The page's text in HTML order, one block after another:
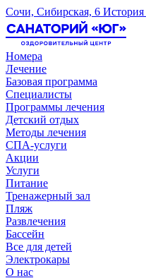
Сочи, Сибирская, 6 История
Номера
Лечение
Базовая программа
Специалисты
Программы лечения
Детский отдых
Методы лечения
СПА-услуги
Акции
Услуги
Питание
Тренажерный зал
Пляж
Развлечения
Бассейн
Все для детей
Электрокары
О нас